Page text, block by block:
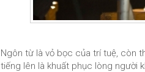
Ngôn từ là vỏ bọc của trí tuệ, còn
tiếng lên là khuất phục lòng người